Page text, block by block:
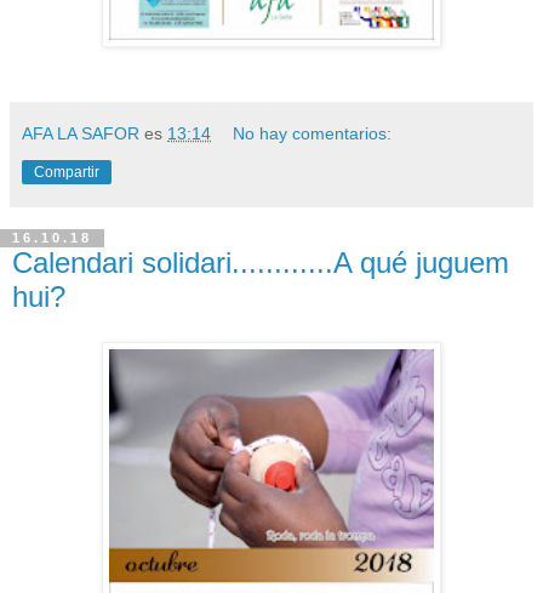
AFA LA SAFOR es 13:14 No hay comentarios:
Compartir
16.10.18
Calendari solidari............A qué juguem
hui?